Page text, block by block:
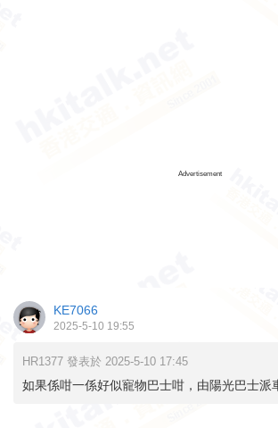
Advertisement
KE7066
2025-5-10 19:55
HR1377 發表於 2025-5-10 17:45
如果係咁一係好似寵物巴士咁，由陽光巴士派